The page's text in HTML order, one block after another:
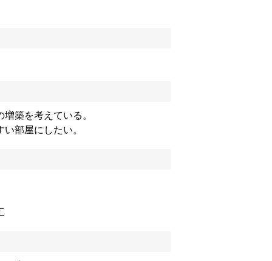
築を考えている。
部屋にしたい。